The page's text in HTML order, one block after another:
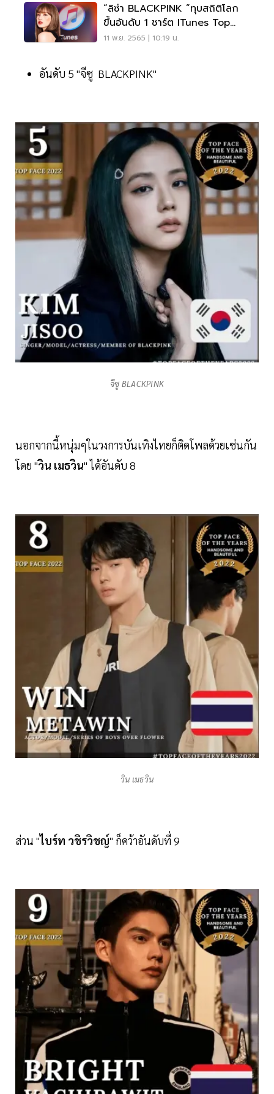
“ลิซ่า BLACKPINK ”ทุบสถิติโลก
ขึ้นอันดับ 1 ชาร์ต ITunes Top
Songs
11 พ.ย. 2565 | 10:19 น.
อันดับ 5 "จีซู BLACKPINK"
จีซู BLACKPINK
นอกจากนี้หนุ่มๆในวงการบันเทิงไทยก็ติดโพลด้วยเช่นกัน
โดย "วิน เมธวิน" ได้อันดับ 8
วิน เมธวิน
ส่วน "ไบร์ท วชิรวิชญ์" ก็คว้าอันดับที่ 9